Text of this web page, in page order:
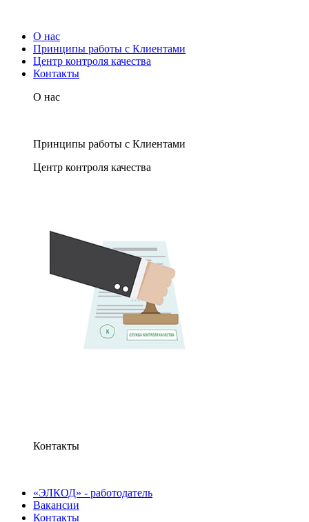
О нас
Принципы работы с Клиентами
Центр контроля качества
Контакты
О нас
Принципы работы с Клиентами
Центр контроля качества
Контакты
«ЭЛКОД» - работодатель
Вакансии
Контакты